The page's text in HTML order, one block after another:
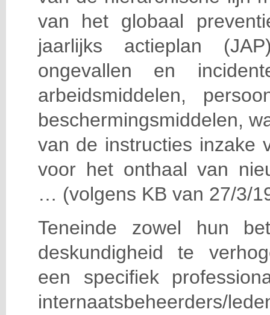
van het globaal
jaarlijks actieplan
ongevallen en
arbeidsmiddelen,
beschermingsmiddelen,
van de instructies inzake
voor het onthaal van
… (volgens KB van 27/3/
Teneinde zowel hun
deskundigheid te
een specifiek